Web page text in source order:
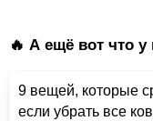
🔥 А ещё вот что у
9 вещей, которые
если убрать все